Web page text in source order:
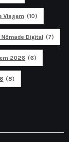
Viagem (10)
Digital (7)
2026 (6)
(8)